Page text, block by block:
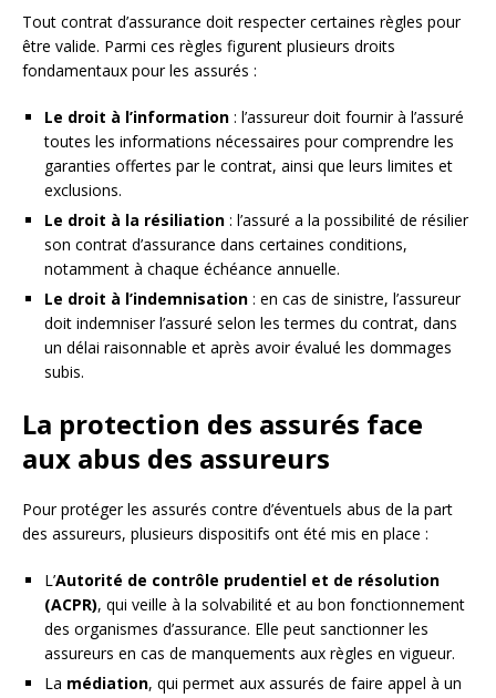
Tout contrat d’assurance doit respecter certaines règles pour
être valide. Parmi ces règles figurent plusieurs droits
fondamentaux pour les assurés :
Le droit à l’information : l’assureur doit fournir à l’assuré
toutes les informations nécessaires pour comprendre les
garanties offertes par le contrat, ainsi que leurs limites et
exclusions.
Le droit à la résiliation : l’assuré a la possibilité de résilier
son contrat d’assurance dans certaines conditions,
notamment à chaque échéance annuelle.
Le droit à l’indemnisation : en cas de sinistre, l’assureur
doit indemniser l’assuré selon les termes du contrat, dans
un délai raisonnable et après avoir évalué les dommages
subis.
La protection des assurés face
aux abus des assureurs
Pour protéger les assurés contre d’éventuels abus de la part
des assureurs, plusieurs dispositifs ont été mis en place :
L’Autorité de contrôle prudentiel et de résolution
(ACPR), qui veille à la solvabilité et au bon fonctionnement
des organismes d’assurance. Elle peut sanctionner les
assureurs en cas de manquements aux règles en vigueur.
La médiation, qui permet aux assurés de faire appel à un